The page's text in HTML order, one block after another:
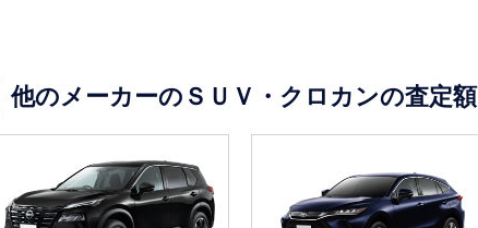
他のメーカーのＳＵＶ・クロカンの査定額